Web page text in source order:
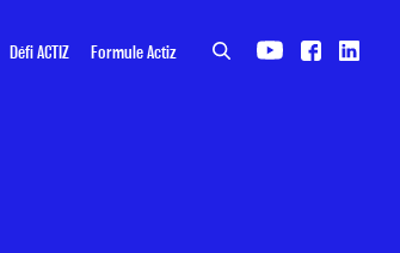
Défi ACTIZ Formule Actiz